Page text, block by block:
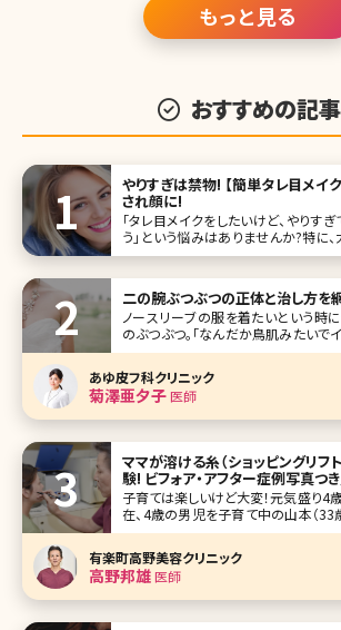
もっと見る
おすすめの記事
やりすぎは禁物! 【簡単タレ目メイ
され顔に!
「タレ目メイクをしたいけど、やりす
う」という悩みはありませんか?特に
トの日にメイクが失敗するのは避けた
も紹介するの
二の腕ぶつぶつの正体と治し方を
ノースリーブの服を着たいという時
のぶつぶつ。「なんだか鳥肌みたいで
人も少なくないのではないでしょうか
があると、なかなか思うようにファッ
ね。 ここでは、二の腕のぶつぶつの原
解説していきますので、
あゆ皮フ科クリニック
菊澤亜夕子医師
ママが溶ける糸（ショッピングリフ
験! ビフォア・アフター症例写真つ
クリニック
子育ては楽しいけど大変！元気盛り4歳
在、4歳の男児を子育て中の山本（33
今年4月から幼稚園に通う活発な男
います。 今まで息子と外出する時は家を出るまでが戦いの毎
日でした
有楽町高野美容クリニック
高野邦雄医師